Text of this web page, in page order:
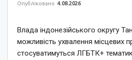
Опубліковано 4.08.2026
Влада індонезійського округу
можливість ухвалення місцевих
стосуватимуться ЛГБТК+